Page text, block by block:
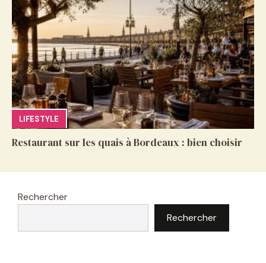
LIFESTYLE
Restaurant sur les quais à Bordeaux : bien choisir
Rechercher
Rechercher